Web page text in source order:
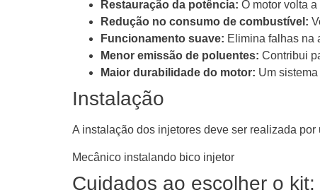
Restauração da potência: O motor volta
Redução no consumo de combustível:
Funcionamento suave: Elimina falhas na
Menor emissão de poluentes: Contribui
Maior durabilidade do motor: Um
Instalação
A instalação dos injetores deve ser realizada
Mecânico instalando bico injetor
Cuidados ao escolher o kit: